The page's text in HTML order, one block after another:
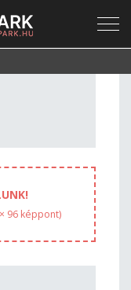
Támogatás
96 képpont)